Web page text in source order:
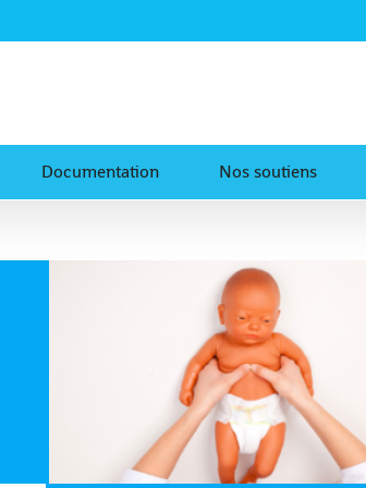
Documentation Nos soutiens